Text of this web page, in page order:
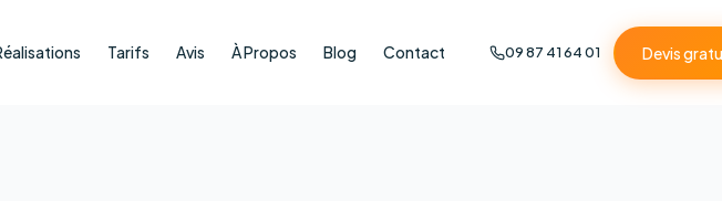
Tarifs Avis À Propos Blog Contact 09 87 41 64 01 Devis